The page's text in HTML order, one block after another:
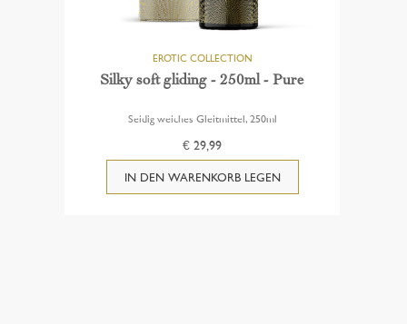
Silky soft gliding - 250ml - Pure
Seidig weiches Gleitmittel, 250ml
€ 29,99